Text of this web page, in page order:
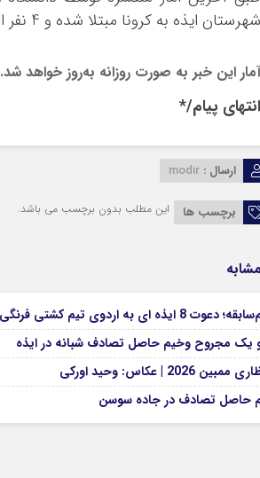
شهرستان ایذه به کرونا مبتلا شده و 4 نفر از این تعداد جان خود را از دست داده‌اند.
آمار این خبر به صورت روزانه به‌روز خواهد شد.
انتهای پیام/*
ارسال : modir
برچسب ها این مطلب بدون برچسب می باشد.
ای به اردوی تیم کشتی فرنگی بزرگسالان
| عکاس: وحید اورکی